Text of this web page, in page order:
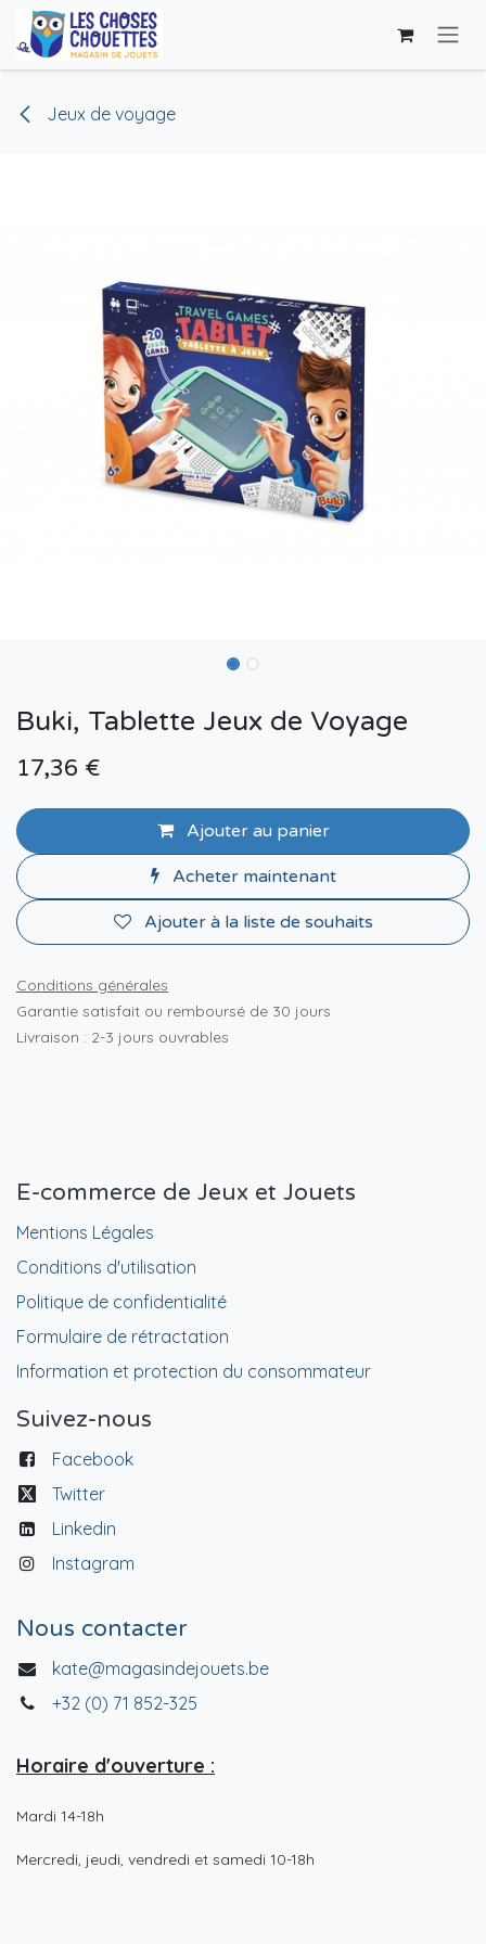
Se rendre au contenu
Jeux de voyage
Buki, Tablette Jeux de Voyage
17,36 €
Ajouter au panier
Acheter maintenant
Ajouter à la liste de souhaits
Conditions générales
Garantie satisfait ou remboursé de 30 jours
Livraison : 2-3 jours ouvrables
E-commerce de Jeux et Jouets
Mentions Légales
Conditions d'utilisation
Politique de confidentialité
Formulaire de rétractation
Information et protection du consommateur
Suivez-nous
Facebook
Twitter
Linkedin
Instagram
Nous contacter
kate@magasindejouets.be
+32 (0) 71 852-325
Horaire d'ouverture :
Mardi 14-18h
Mercredi, jeudi, vendredi et samedi 10-18h